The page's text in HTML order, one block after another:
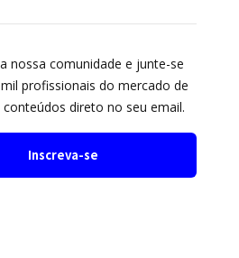
nossa comunidade e junte-se
profissionais do mercado de
direto no seu email.
Inscreva-se